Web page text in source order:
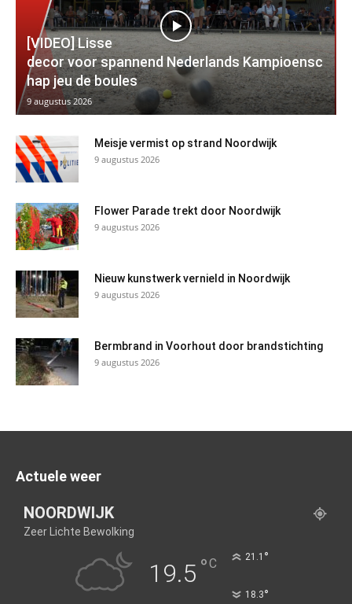
[VIDEO] Lisse
decor voor spannend Nederlands Kampioensc
hap jeu de boules
9 augustus 2026
Meisje vermist op strand Noordwijk
9 augustus 2026
Flower Parade trekt door Noordwijk
9 augustus 2026
Nieuw kunstwerk vernield in Noordwijk
9 augustus 2026
Bermbrand in Voorhout door brandstichting
9 augustus 2026
Actuele weer
NOORDWIJK
Zeer Lichte Bewolking
19.5 °C 21.1 °
18.3°